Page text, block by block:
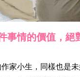
事情的價值，絕
家小生，同樣也是